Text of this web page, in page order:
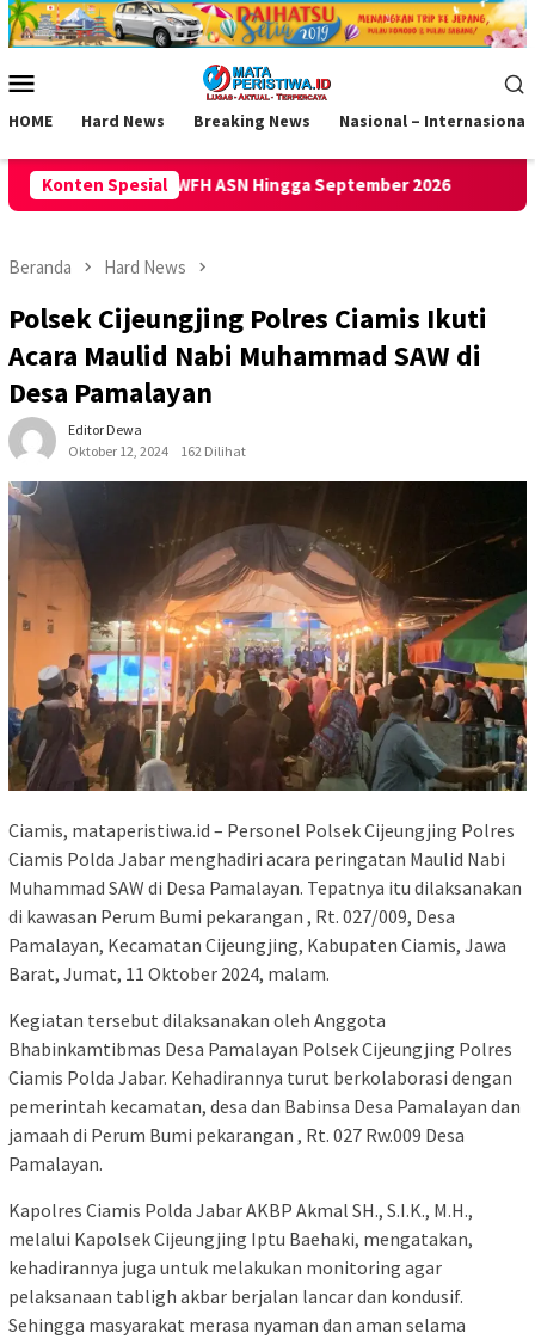
Loncat
ke
Mobile
HOME Hard News Breaking News Nasional – Internasional
Konten Spesial
September 2026 Gempa M 5,3 Guncang
Beranda Hard News
Polsek Cijeungjing Polres Ciamis Ikuti
Acara Maulid Nabi Muhammad SAW di
Desa Pamalayan
Editor Dewa
Oktober 12, 2024
162 Dilihat
Ciamis, mataperistiwa.id – Personel Polsek Cijeungjing Polres
Ciamis Polda Jabar menghadiri acara peringatan Maulid Nabi
Muhammad SAW di Desa Pamalayan. Tepatnya itu dilaksanakan
di kawasan Perum Bumi pekarangan , Rt. 027/009, Desa
Pamalayan, Kecamatan Cijeungjing, Kabupaten Ciamis, Jawa
Barat, Jumat, 11 Oktober 2024, malam.
Kegiatan tersebut dilaksanakan oleh Anggota
Bhabinkamtibmas Desa Pamalayan Polsek Cijeungjing Polres
Ciamis Polda Jabar. Kehadirannya turut berkolaborasi dengan
pemerintah kecamatan, desa dan Babinsa Desa Pamalayan dan
jamaah di Perum Bumi pekarangan , Rt. 027 Rw.009 Desa
Pamalayan.
Kapolres Ciamis Polda Jabar AKBP Akmal SH., S.I.K., M.H.,
melalui Kapolsek Cijeungjing Iptu Baehaki, mengatakan,
kehadirannya juga untuk melakukan monitoring agar
pelaksanaan tabligh akbar berjalan lancar dan kondusif.
Sehingga masyarakat merasa nyaman dan aman selama